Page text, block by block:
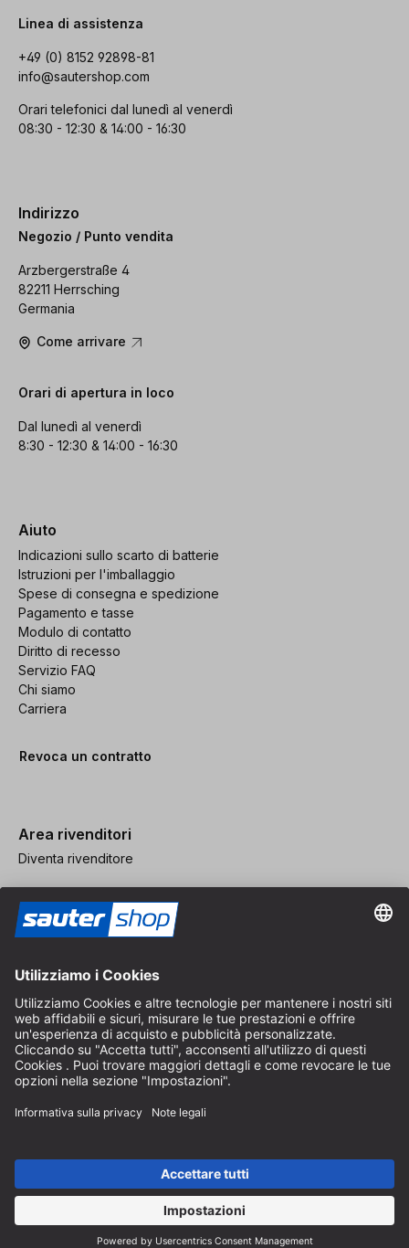
Linea di assistenza
+49 (0) 8152 92898-81
info@sautershop.com
Orari telefonici dal lunedì al venerdì
08:30 - 12:30 & 14:00 - 16:30
Indirizzo
Negozio / Punto vendita
Arzbergerstraße 4
82211 Herrsching
Germania
Come arrivare
Orari di apertura in loco
Dal lunedì al venerdì
8:30 - 12:30 & 14:00 - 16:30
Aiuto
Indicazioni sullo scarto di batterie
Istruzioni per l'imballaggio
Spese di consegna e spedizione
Pagamento e tasse
Modulo di contatto
Diritto di recesso
Servizio FAQ
Chi siamo
Carriera
Revoca un contratto
Area rivenditori
Diventa rivenditore
CGV
Protezione dei Dati
Impostazioni dei Cookie
della Germania per pacchi di dimensioni standard, esclusi articoli
A seconda del Paese di consegna, l'IVA può variare al momento del